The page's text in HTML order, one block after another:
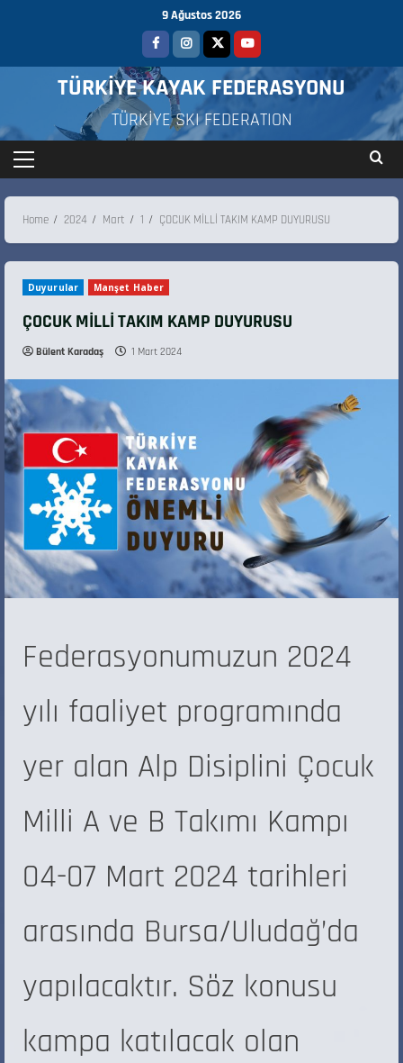
9 Ağustos 2026
TÜRKİYE KAYAK FEDERASYONU
TÜRKİYE SKI FEDERATION
Home 2024 Mart 1 ÇOCUK MİLLİ TAKIM KAMP DUYURUSU
Duyurular Manşet Haber
ÇOCUK MİLLİ TAKIM KAMP DUYURUSU
Bülent Karadaş 1 Mart 2024
Federasyonumuzun 2024
yılı faaliyet programında
yer alan Alp Disiplini Çocuk
Milli A ve B Takımı Kampı
04-07 Mart 2024 tarihleri
arasında Bursa/Uludağ’da
yapılacaktır. Söz konusu
kampa katılacak olan